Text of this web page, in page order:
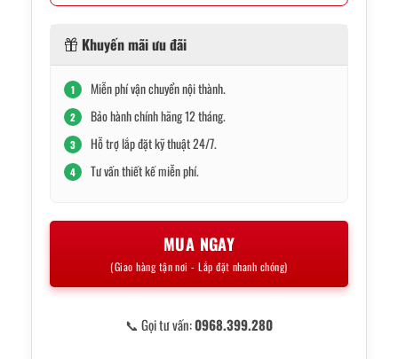
Khuyến mãi ưu đãi
1 Miễn phí vận chuyển nội thành.
2 Bảo hành chính hãng 12 tháng.
3 Hỗ trợ lắp đặt kỹ thuật 24/7.
4 Tư vấn thiết kế miễn phí.
MUA NGAY
(Giao hàng tận nơi - Lắp đặt nhanh chóng)
📞 Gọi tư vấn:0968.399.280